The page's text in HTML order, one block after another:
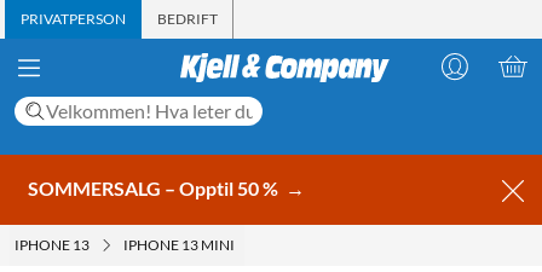
PRIVATPERSON BEDRIFT
SOMMERSALG – Opptil 50 % →
IPHONE 13 IPHONE 13 MINI